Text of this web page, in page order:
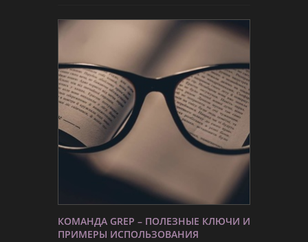
КОМАНДА GREP – ПОЛЕЗНЫЕ КЛЮЧИ И
ПРИМЕРЫ ИСПОЛЬЗОВАНИЯ